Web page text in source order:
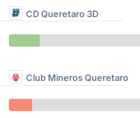
CD Queretaro 3D
Club Mineros Queretaro